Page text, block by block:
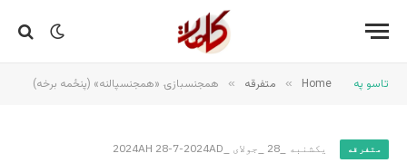
تاسو په Home
» متفرقه » همجنسبازۍ «همجنسپالنه» (پنځمه برخه)
متفرقه یکشنبه _28 _جولای _2024AH 28-7-2024AD